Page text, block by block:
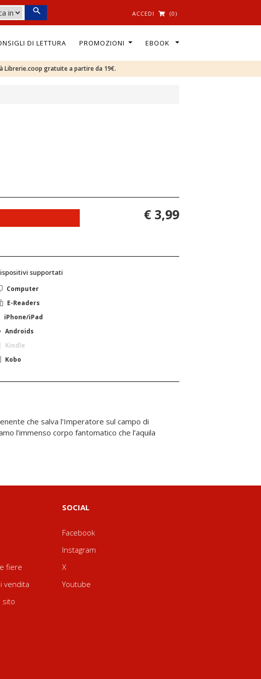
ACCEDI (0)
DI LETTURA PROMOZIONI EBOOK
Librerie.coop gratuite a partire da 19€.
€ 3,99
supportati
Computer
E-Readers
iPhone/iPad
Androids
Kindle
Kobo
fiere
vendita
sito
SOCIAL
Facebook
Instagram
X
Youtube